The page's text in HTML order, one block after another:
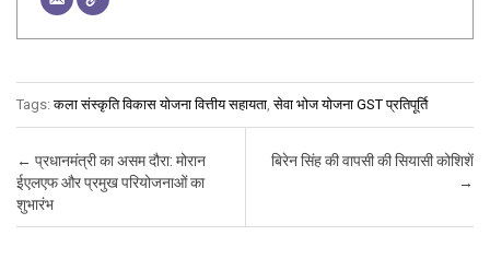
Tags:कला संस्कृति विकास योजना वित्तीय सहायता ,सेवा भोज योजना GST प्रतिपूर्ति
Post navigation
← प्रधानमंत्री का असम दौरा: मोरान
ईएलएफ और प्रमुख परियोजनाओं का
शुभारंभ
बिरेन सिंह की वापसी की सियासी कोशिशें
→